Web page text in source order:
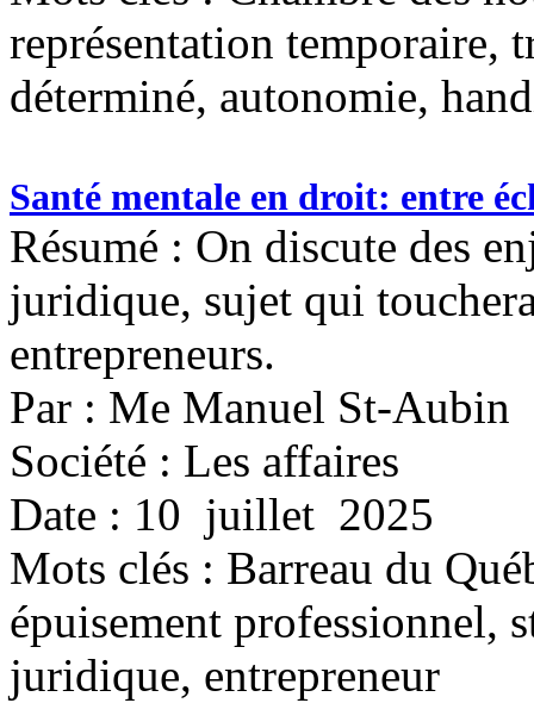
représentation temporaire,
déterminé, autonomie,
Santé mentale en droit: entre
Résumé : On discute des
juridique, sujet qui
entrepreneurs.
Par : Me Manuel St-Aubin
Société : Les affaires
Date : 10 juillet 2025
Mots clés : Barreau du
épuisement professionnel,
juridique, entrepreneur